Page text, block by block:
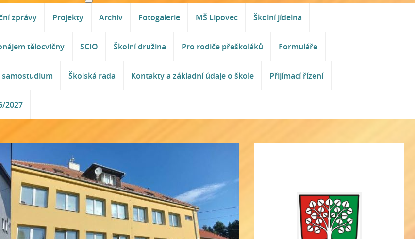
zprávy Projekty Archiv Fotogalerie MŠ Lipovec Školní jídelna
tělocvičny SCIO Školní družina Pro rodiče přeškoláků Formuláře
samostudium Školská rada Kontakty a základní údaje o škole Přijímací řízení
2027